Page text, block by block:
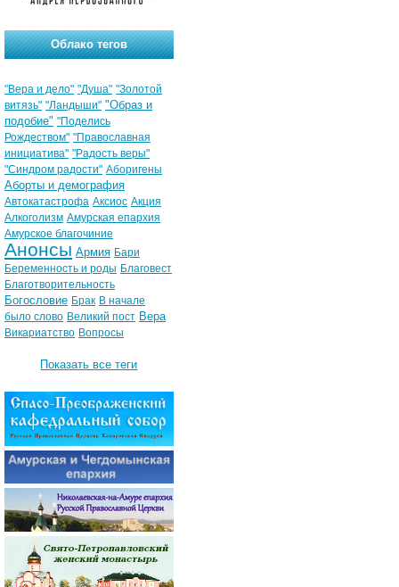
Облако тегов
"Вера и дело" "Душа" "Золотой
витязь" "Ландыши" "Образ и
подобие" "Поделись
Рождеством" "Православная
инициатива" "Радость веры"
"Синдром радости" Аборигены
Аборты и демография
Автокатастрофа Аксиос Акция
Алкоголизм Амурская епархия
Амурское благочиние
Анонсы Армия Бари
Беременность и роды Благовест
Благотворительность
Богословие Брак В начале
было слово Великий пост Вера
Викариатство Вопросы
Показать все теги